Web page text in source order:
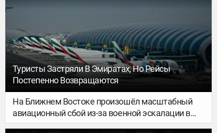
Туристы Застряли В Эмиратах, Но Рейсы
Постепенно Возвращаются
На Ближнем Востоке произошёл масштабный
авиационный сбой из-за военной эскалации в
регионе.